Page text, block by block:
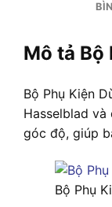
Mô tả Bộ
Bộ Phụ Kiện
Hasselblad
góc độ, giúp
Bộ Phụ